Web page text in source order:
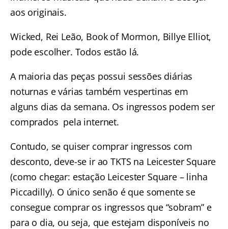
aos originais.
Wicked, Rei Leão, Book of Mormon, Billye Elliot,
pode escolher. Todos estão lá.
A maioria das peças possui sessões diárias
noturnas e várias também vespertinas em
alguns dias da semana. Os ingressos podem ser
comprados pela internet.
Contudo, se quiser comprar ingressos com
desconto, deve-se ir ao TKTS na Leicester Square
(como chegar: estação Leicester Square – linha
Piccadilly). O único senão é que somente se
consegue comprar os ingressos que “sobram” e
para o dia, ou seja, que estejam disponíveis no